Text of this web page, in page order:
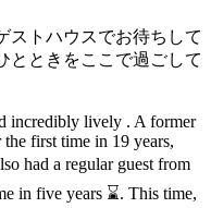
ストハウスでお待ちして
とときをここで過ごして
incredibly lively . A former
first time in 19 years,
had a regular guest from
in five years ⌛️. This time,